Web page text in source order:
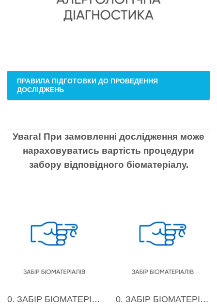
ПРАВИЛА ПІДГОТОВКИ ДО ПРОВЕДЕННЯ
ДОСЛІДЖЕНЬ
Увага! При замовленні дослідження може
нараховуватись вартість процедури
забору відповідного біоматеріалу.
0. ЗАБІР БІОМАТЕРІАЛІВ 0. ЗАБІР БІОМАТЕРІАЛІВ